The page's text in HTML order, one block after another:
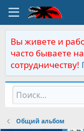
Вы живете и
часто бываете
сотрудничеству!
Общий альбом